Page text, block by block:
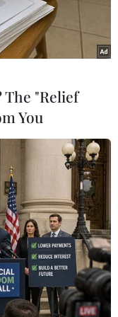
Giải U23 Đông
Đông Nam Á 2025.
đối đầu đội
The "Relief
You